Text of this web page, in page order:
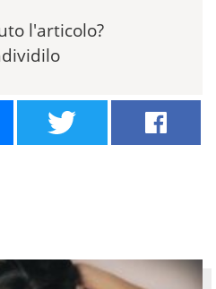
l'articolo?